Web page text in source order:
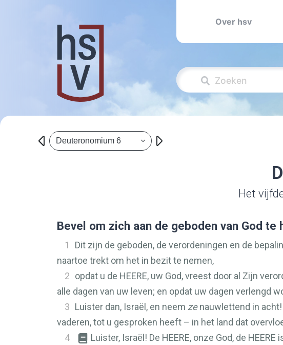
Over hsv
Deuteronomium 6
Het
Bevel om zich aan de geboden van God te
1 Dit zijn de geboden, de verordeningen en de
naartoe trekt om het in bezit te nemen,
2 opdat u de HEERE, uw God, vreest door al Zijn
alle dagen van uw leven; en opdat uw dagen verlengd
3 Luister dan, Israël, en neem zenauwlettend in acht!
vaderen, tot u gesproken heeft – in het land dat
4
Luister, Israël! De HEERE, onze God, de HEERE